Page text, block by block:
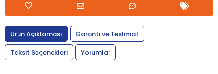
Ürün Açıklaması
Garanti ve Teslimat
Taksit Seçenekleri
Yorumlar